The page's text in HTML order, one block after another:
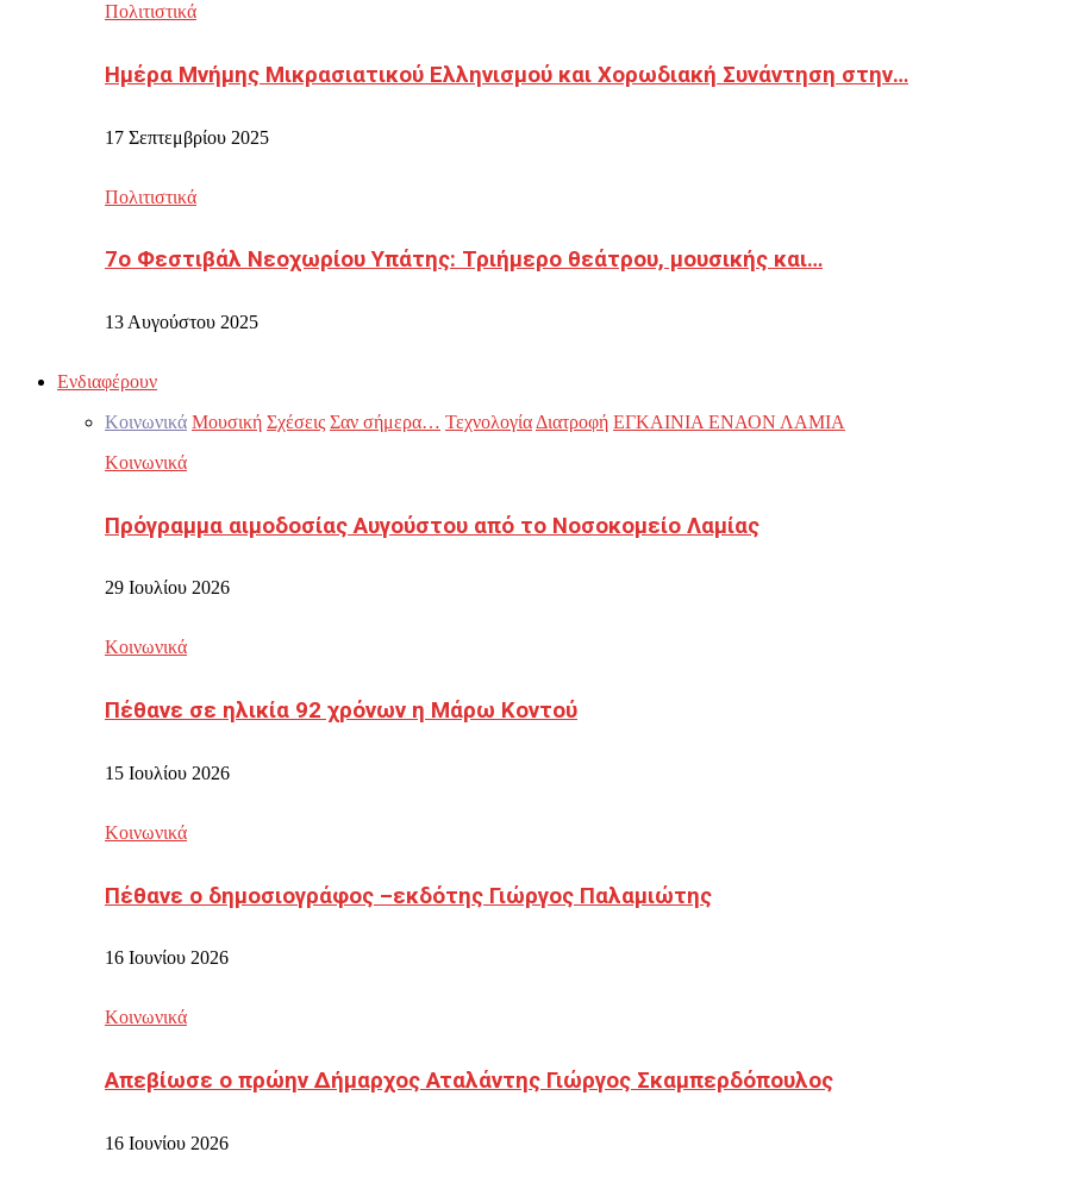
Πολιτιστικά
Ημέρα Μνήμης Μικρασιατικού Ελληνισμού και Χορωδιακή Συνάντηση στην…
17 Σεπτεμβρίου 2025
Πολιτιστικά
7ο Φεστιβάλ Νεοχωρίου Υπάτης: Τριήμερο θεάτρου, μουσικής και…
13 Αυγούστου 2025
Ενδιαφέρουν
Κοινωνικά Μουσική Σχέσεις Σαν σήμερα… Τεχνολογία Διατροφή ΕΓΚΑΙΝΙΑ ΕΝΑΟΝ ΛΑΜΙΑ
Κοινωνικά
Πρόγραμμα αιμοδοσίας Αυγούστου από το Νοσοκομείο Λαμίας
29 Ιουλίου 2026
Κοινωνικά
Πέθανε σε ηλικία 92 χρόνων η Μάρω Κοντού
15 Ιουλίου 2026
Κοινωνικά
Πέθανε ο δημοσιογράφος –εκδότης Γιώργος Παλαμιώτης
16 Ιουνίου 2026
Κοινωνικά
Απεβίωσε ο πρώην Δήμαρχος Αταλάντης Γιώργος Σκαμπερδόπουλος
16 Ιουνίου 2026